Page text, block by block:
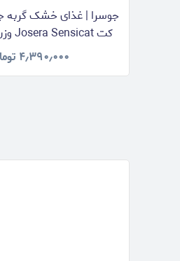
جوسرا | غذای خشک
کت Josera Sensicat وزن 2 کیلوگرم
۴٫۳۹۰٫۰۰۰